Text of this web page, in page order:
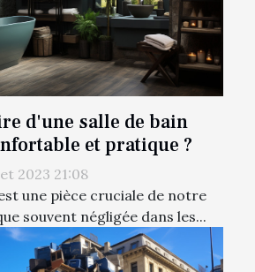
d'une salle de bain
et pratique ?
2023 21:08
une pièce cruciale de notre
souvent négligée dans les...